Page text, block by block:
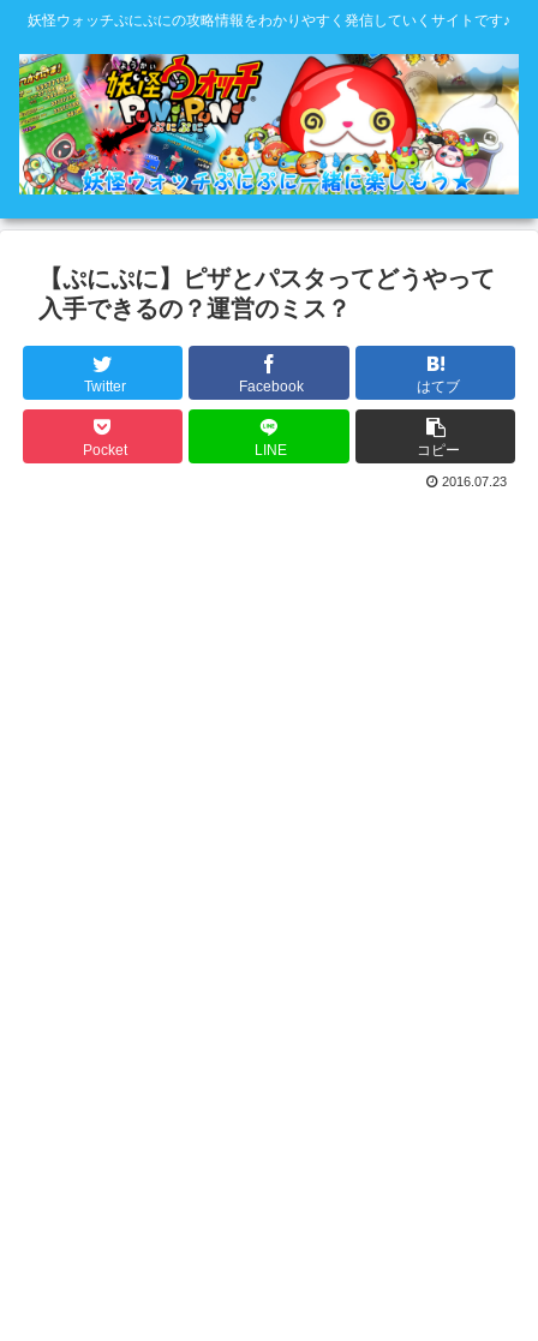
妖怪ウォッチぷにぷにの攻略情報をわかりやすく発信していくサイトです♪
【ぷにぷに】ピザとパスタってどうやって
入手できるの？運営のミス？
Twitter Facebook はてブ
Pocket LINE コピー
2016.07.23